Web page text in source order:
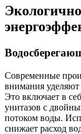
Современные
внимания уделяют
Это включает в
унитазов с
потоком воды.
снижает расход